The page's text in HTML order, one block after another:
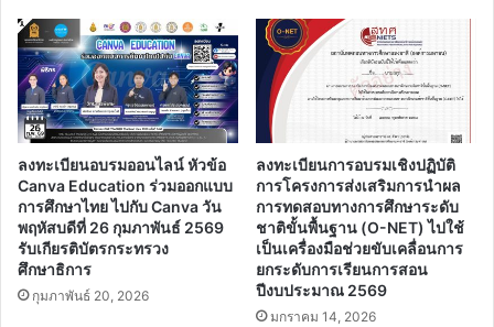
ภาค
และ
แนวทาง
การ
บริหาร
จัดการ
ของ
สถาน
ศึกษา
ลงทะเบียนอบรมออนไลน์ หัวข้อ
Canva Education ร่วมออกแบบ
การศึกษาไทย ไปกับ Canva วัน
พฤหัสบดีที่ 26 กุมภาพันธ์ 2569
รับเกียรติบัตรกระทรวง
ศึกษาธิการ
กุมภาพันธ์ 20, 2026
ลงทะเบียนการอบรมเชิงปฏิบัติ
การโครงการส่งเสริมการนำผล
การทดสอบทางการศึกษาระดับ
ชาติขั้นพื้นฐาน (O-NET) ไปใช้
เป็นเครื่องมือช่วยขับเคลื่อนการ
ยกระดับการเรียนการสอน
ปีงบประมาณ 2569
มกราคม 14, 2026